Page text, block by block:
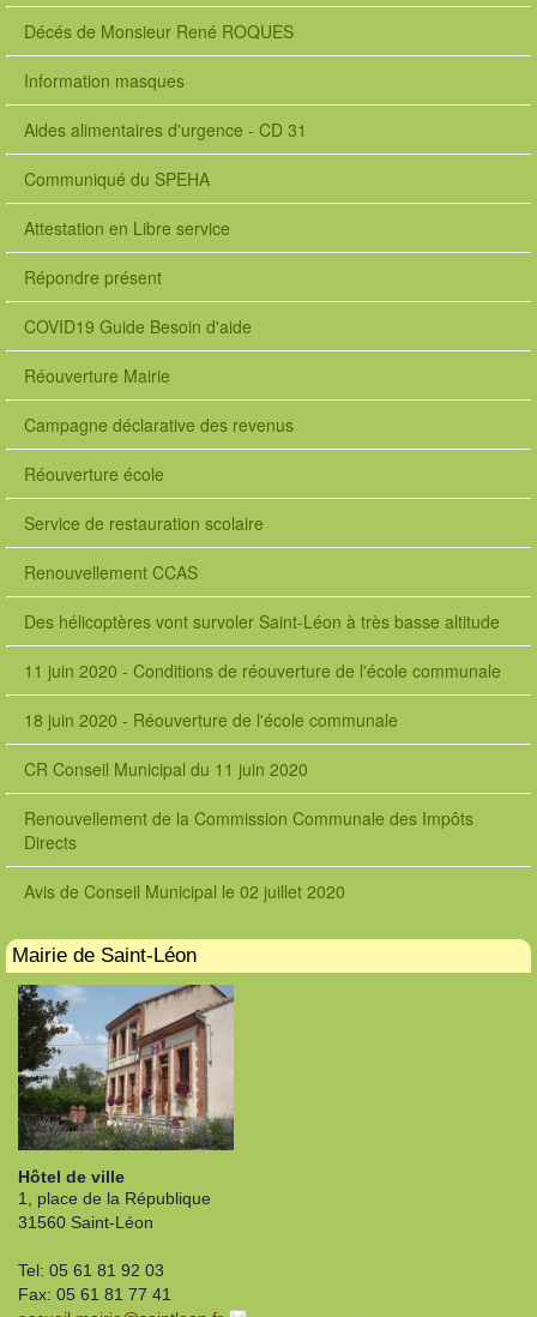
Décés de Monsieur René ROQUES
Information masques
Aides alimentaires d'urgence - CD 31
Communiqué du SPEHA
Attestation en Libre service
Répondre présent
COVID19 Guide Besoin d'aide
Réouverture Mairie
Campagne déclarative des revenus
Réouverture école
Service de restauration scolaire
Renouvellement CCAS
Des hélicoptères vont survoler Saint-Léon à très basse altitude
11 juin 2020 - Conditions de réouverture de l'école communale
18 juin 2020 - Réouverture de l'école communale
CR Conseil Municipal du 11 juin 2020
Renouvellement de la Commission Communale des Impôts
Directs
Avis de Conseil Municipal le 02 juillet 2020
Mairie de Saint-Léon
Hôtel de ville
1, place de la République
31560 Saint-Léon
Tel: 05 61 81 92 03
Fax: 05 61 81 77 41